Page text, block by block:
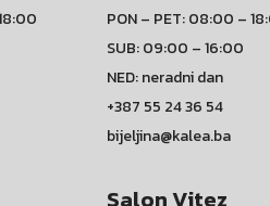
PON – PET: 08:00 –
SUB: 09:00 – 16:00
NED: neradni dan
+387 55 24 36 54
bijeljina@kalea.ba
Salon Vitez